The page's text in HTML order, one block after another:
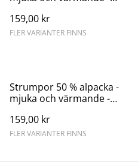
159,00 kr
FLER VARIANTER FINNS
Strumpor 50 % alpacka -
mjuka och värmande -
159,00 kr
FLER VARIANTER FINNS